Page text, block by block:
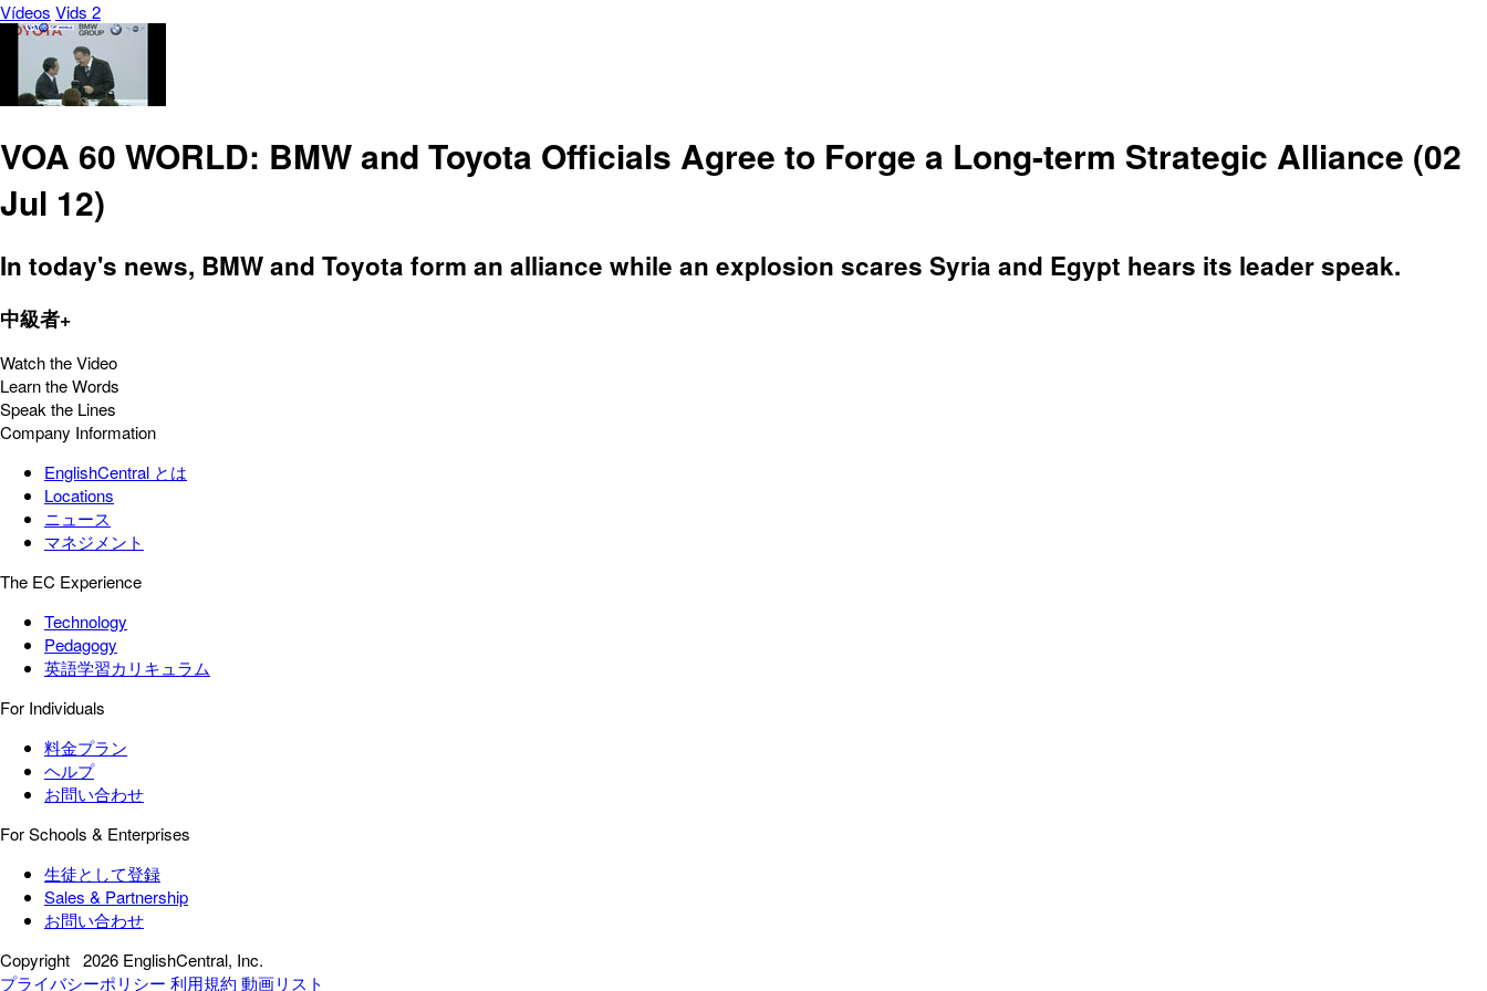
Vídeos Vids 2
VOA 60 WORLD: BMW and Toyota Officials Agree to Forge a Long-term Strategic Alliance (02
Jul 12)
In today's news, BMW and Toyota form an alliance while an explosion scares Syria and Egypt hears its leader speak.
中級者+
Watch the Video
Learn the Words
Speak the Lines
Company Information
EnglishCentral とは
Locations
ニュース
マネジメント
The EC Experience
Technology
Pedagogy
英語学習カリキュラム
For Individuals
料金プラン
ヘルプ
お問い合わせ
For Schools & Enterprises
生徒として登録
Sales & Partnership
お問い合わせ
Copyright 2026 EnglishCentral, Inc.
プライバシーポリシー 利用規約 動画リスト